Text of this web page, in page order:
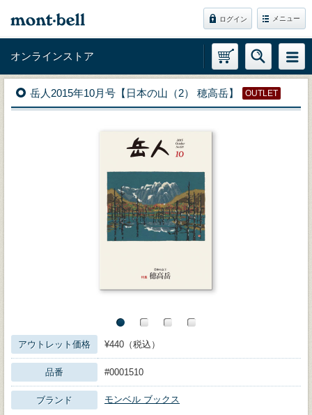
ログイン メニュー
オンラインストア
岳人2015年10月号【日本の山（2） 穂高岳】 OUTLET
アウトレット価格 ¥440（税込）
品番 #0001510
ブランド モンベル ブックス